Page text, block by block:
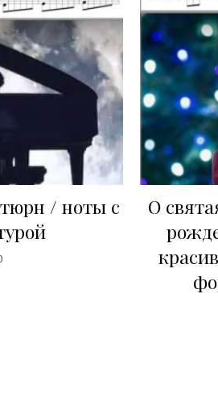
/ ноты с
О